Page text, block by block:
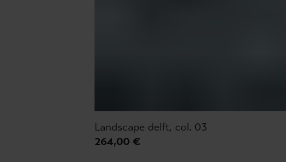
Landscape delft, col. 03
264,00 €